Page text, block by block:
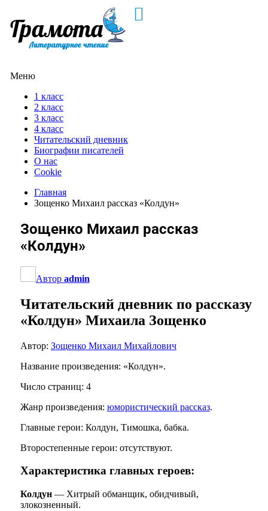
Меню
1 класс
2 класс
3 класс
4 класс
Читательский дневник
Биографии писателей
О нас
Cookie
Главная
Зощенко Михаил рассказ «Колдун»
Зощенко Михаил рассказ
«Колдун»
Автор admin
Читательский дневник по рассказу
«Колдун» Михаила Зощенко
Автор: Зощенко Михаил Михайлович
Название произведения: «Колдун».
Число страниц: 4
Жанр произведения: юмористический рассказ.
Главные герои: Колдун, Тимошка, бабка.
Второстепенные герои: отсутствуют.
Характеристика главных героев:
Колдун— Хитрый обманщик, обидчивый,
злокозненный.